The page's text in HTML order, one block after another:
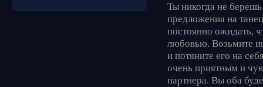
Ты никогда не
предложения на
постоянно ожидать,
любовью. Возьмите
и потяните его на
очень приятным и
партнера. Вы оба